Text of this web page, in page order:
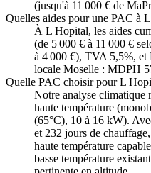
(jusqu'à 11 000 € de
Quelles aides pour une PAC à
À L Hopital, les aides
(de 5 000 € à 11 000 €
à 4 000 €), TVA 5,5%,
locale Moselle : MDPH
Quelle PAC choisir pour L
Notre analyse climatique
haute température
(65°C), 10 à 16 kW).
et 232 jours de
haute température
basse température